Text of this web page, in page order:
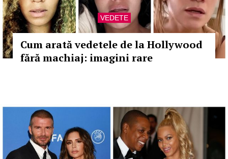
VEDETE
Cum arată vedetele de la Hollywood
fără machiaj: imagini rare